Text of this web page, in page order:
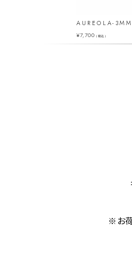
AUREOLA-3MM
¥7,700 （税込）
※お